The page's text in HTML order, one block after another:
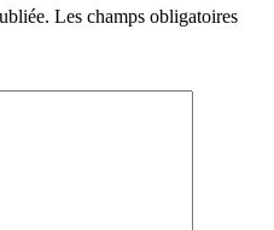
Les champs obligatoires